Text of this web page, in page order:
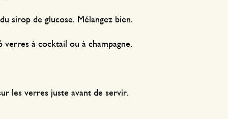
sirop de glucose. Mélangez bien.
verres à cocktail ou à champagne.
les verres juste avant de servir.